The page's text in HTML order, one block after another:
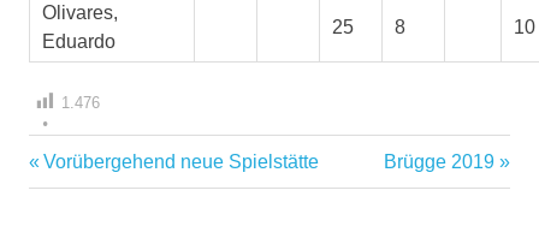
Olivares,
Eduardo
25 8 10
1.476
Beitragsnavigation
Vorheriger
Beitrag:
Vorübergehend neue Spielstätte
Nächster
Beitrag:
Brügge 2019